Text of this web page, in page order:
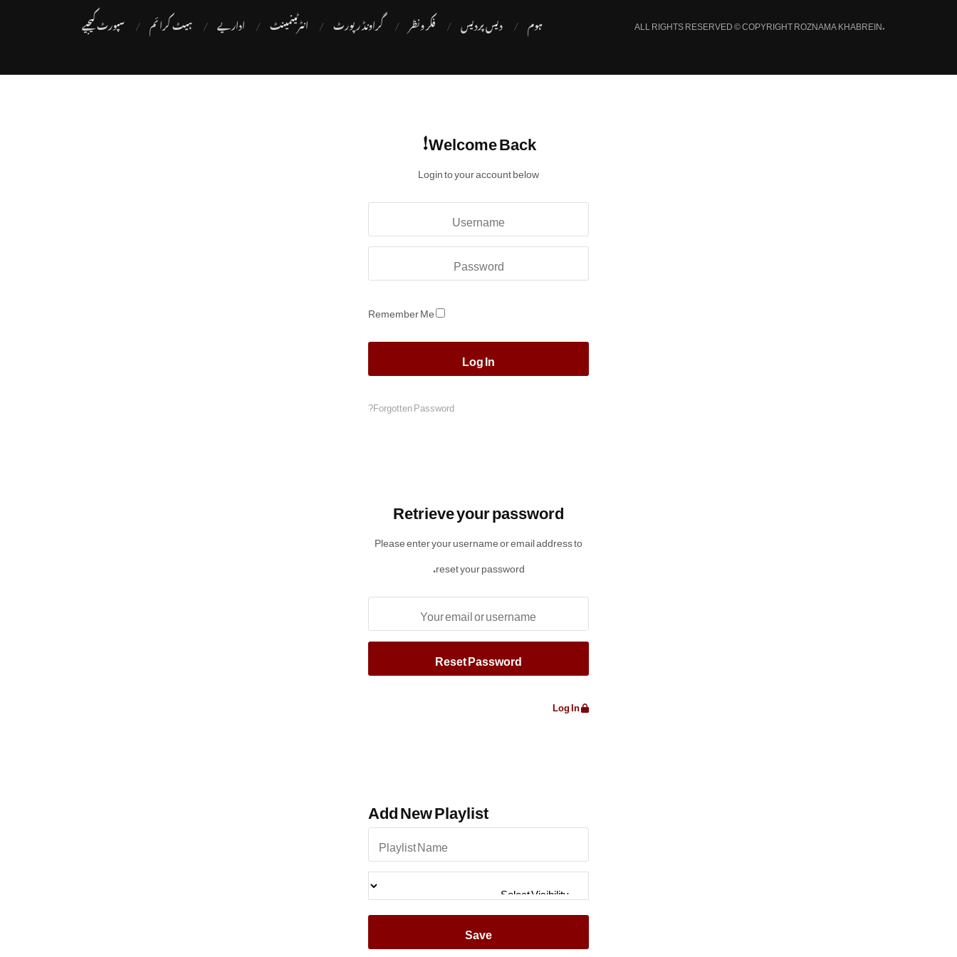
ہوم دیس پردیس فکر ونظر گراونڈ رپورٹ انٹرٹینمینٹ اداریے ہیٹ کرا ئم سپورٹ کیجیے .ALL RIGHTS RESERVED © COPYRIGHT ROZNAMA KHABREIN
Welcome Back!
Login to your account below
Remember Me
Forgotten Password?
Retrieve your password
Please enter your username or email address to
reset your password.
Log In
Add New Playlist